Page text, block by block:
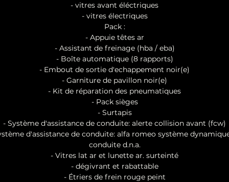
- vitres avant éléctriques
- vitres électriques
Pack :
- Appuie têtes ar
- Assistant de freinage (hba / eba)
- Boîte automatique (8 rapports)
- Embout de sortie d'echappement noir(e)
- Garniture de pavillon noir(e)
- Kit de réparation des pneumatiques
- Pack sièges
- Surtapis
- Système d'assistance de conduite: alerte collision avant (fcw)
d'assistance de conduite: alfa romeo système
conduite d.n.a.
- Vitres lat ar et lunette ar. surteinté
- dégivrant et rabattable
- Étriers de frein rouge peint